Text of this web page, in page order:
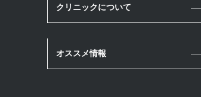
クリニックについて
オススメ情報